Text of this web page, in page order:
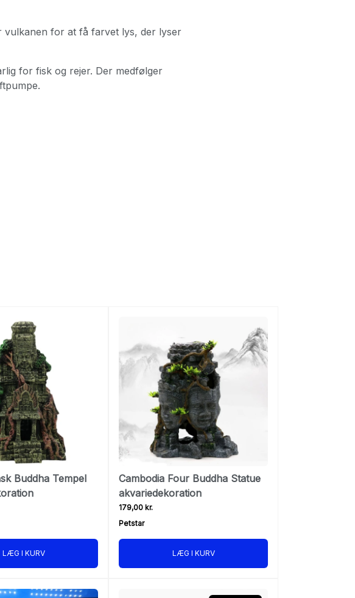
vulkanen for at få farvet lys, der lyser
for fisk og rejer. Der medfølger
Buddha Tempel
LÆG I KURV
Cambodia Four Buddha Statue
akvariedekoration
179,00 kr.
Petstar
LÆG I KURV